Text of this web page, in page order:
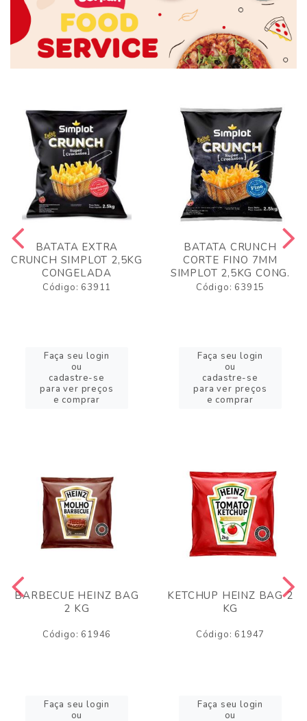
BATATA EXTRA
CRUNCH SIMPLOT 2,5KG
CONGELADA
Código: 63911
Faça seu login
ou
cadastre-se
para ver preços
e comprar
BATATA CRUNCH
CORTE FINO 7MM
SIMPLOT 2,5KG CONG.
Código: 63915
Faça seu login
ou
cadastre-se
para ver preços
e comprar
BARBECUE HEINZ BAG
2 KG
Código: 61946
Faça seu login
ou
KETCHUP HEINZ BAG 2
KG
Código: 61947
Faça seu login
ou